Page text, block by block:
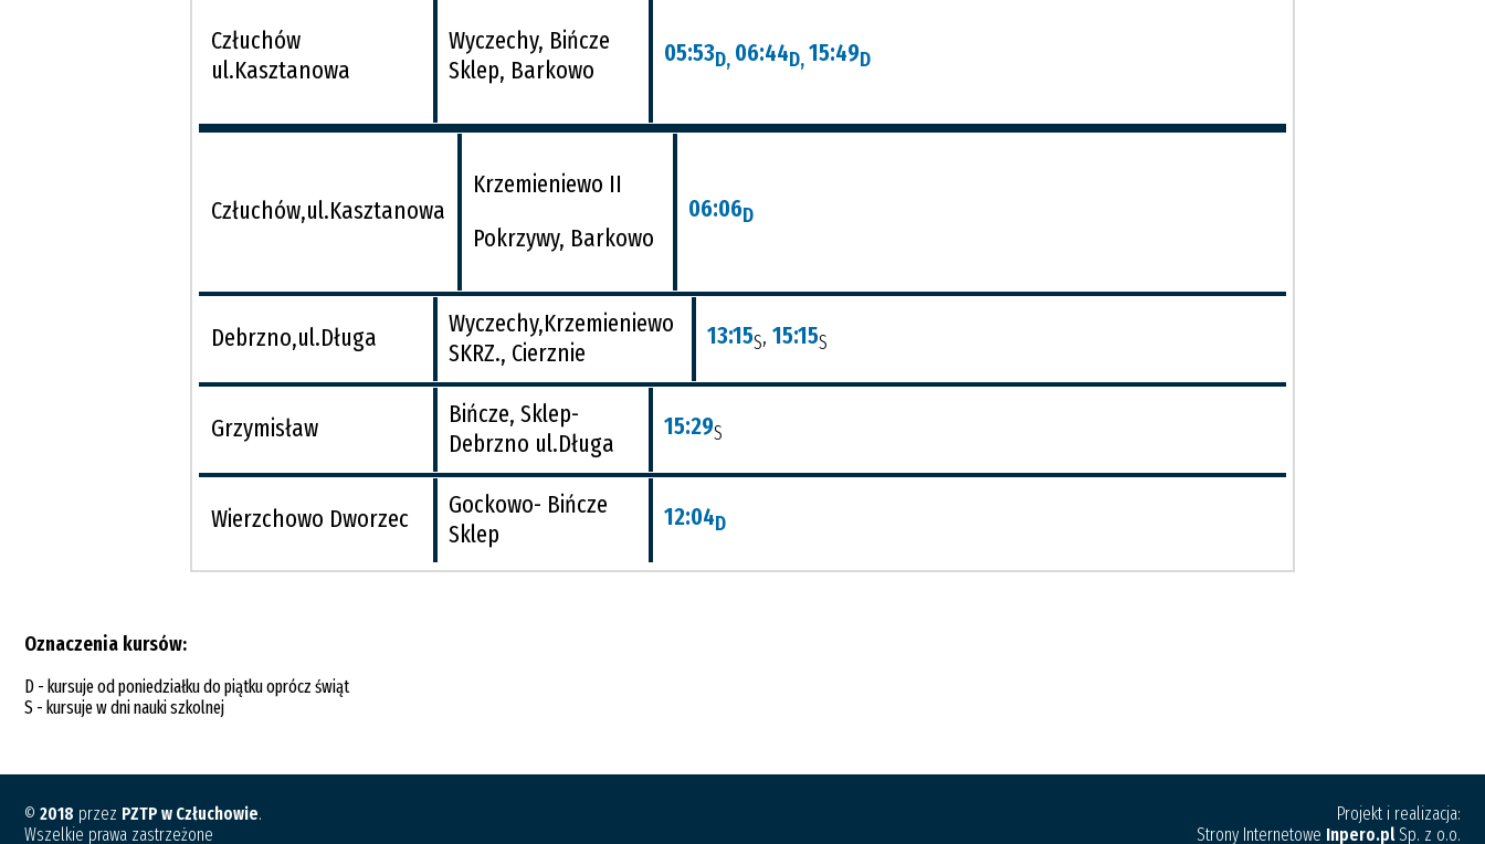
Człuchów
ul.Kasztanowa
Wyczechy, Bińcze
Sklep, Barkowo
05:53D, 06:44D,15:49D
Człuchów,ul.Kasztanowa
Krzemieniewo II
Pokrzywy, Barkowo
06:06D
Debrzno,ul.Długa
Wyczechy,Krzemieniewo
SKRZ., Cierznie
13:15S, 15:15S
Grzymisław
Bińcze, Sklep-
Debrzno ul.Długa
15:29S
Wierzchowo Dworzec
Gockowo- Bińcze
Sklep
12:04D
Oznaczenia kursów:
D - kursuje od poniedziałku do piątku oprócz świąt
S - kursuje w dni nauki szkolnej
© 2018 przez PZTP w Człuchowie.
Wszelkie prawa zastrzeżone
Projekt i realizacja:
Strony Internetowe Inpero.plSp. z o.o.